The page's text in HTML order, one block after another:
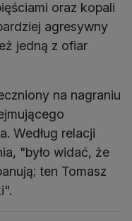
oraz kopali
agresywny
jedną z ofiar
na nagraniu
Według relacji
"było widać, że
ten Tomasz